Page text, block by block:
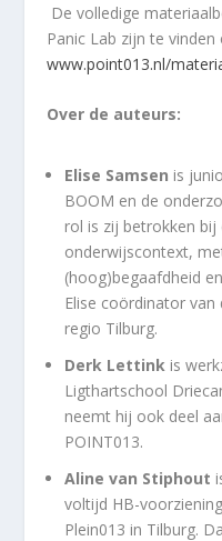
De volledige
Panic Lab zijn te
www.point013.nl/
Over de auteurs:
Elise Samsen is
BOOM en de
rol is zij betrokken bij
onderwijscontext,
(hoog)begaafdheid
Elise coördinator
regio Tilburg.
Derk Lettink is
Ligthartschool
neemt hij ook deel
POINT013.
Aline van Stiphout
voltijd HB-
Plein013 in Tilburg.